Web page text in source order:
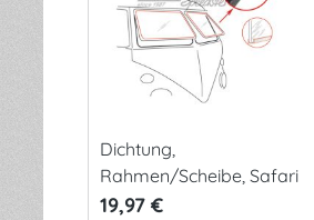
Dichtung,
Rahmen/Scheibe, Safari
19,97 €